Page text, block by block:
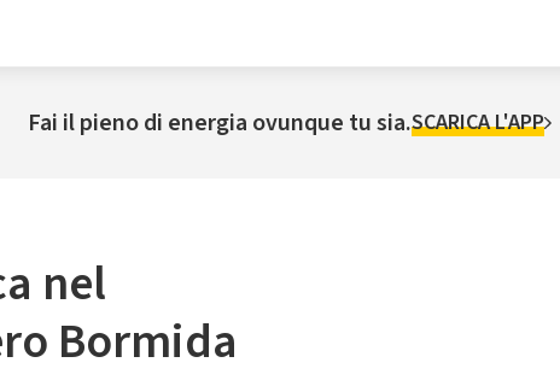
Fai il pieno di energia ovunque tu sia.SCARICA L'APP
nel
Bormida